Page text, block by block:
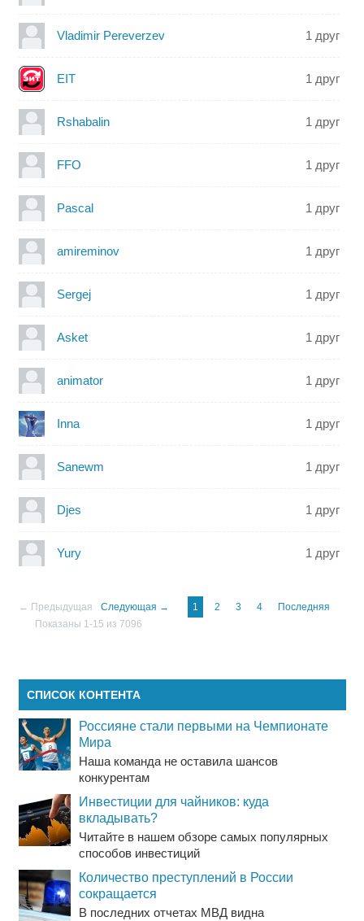
Vladimir Pereverzev 1 друг
EIT 1 друг
Rshabalin 1 друг
FFO 1 друг
Pascal 1 друг
amireminov 1 друг
Sergej 1 друг
Asket 1 друг
animator 1 друг
Inna 1 друг
Sanewm 1 друг
Djes 1 друг
Yury 1 друг
← Предыдущая Следующая → 1 2 3 4
Последняя
Показаны 1-15 из 7096
СПИСОК КОНТЕНТА
Россияне стали первыми на Чемпионате
Мира
Наша команда не оставила шансов
конкурентам
Инвестиции для чайников: куда
вкладывать?
Читайте в нашем обзоре самых популярных
способов инвестиций
Количество преступлений в России
сокращается
В последних отчетах МВД видна